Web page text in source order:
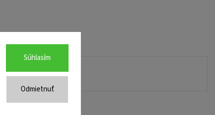
Odmietnuť
Súhlasím